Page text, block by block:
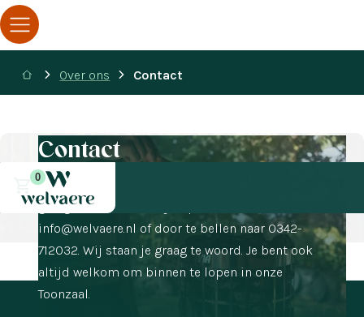
0
Over ons Contact
Contact
Heb je vragen over Welvaere? Wij helpen je
graag! Je kunt ons altijd op bereiken via
info@welvaere.nl of door te bellen naar 0342-
712032. Wij staan je graag te woord. Je bent ook
altijd welkom om binnen te lopen in onze
Toonzaal.